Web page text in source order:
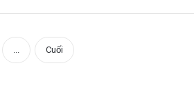
... Cuối